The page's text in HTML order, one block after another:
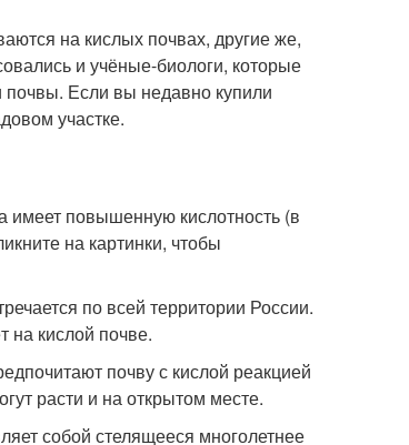
на кислых почвах, другие же,
и учёные-биологи, которые
почвы. Если вы недавно купили
участке.
имеет повышенную кислотность (в
на картинки, чтобы
по всей территории России.
на кислой почве.
почву с кислой реакцией
расти и на открытом месте.
собой стелящееся многолетнее